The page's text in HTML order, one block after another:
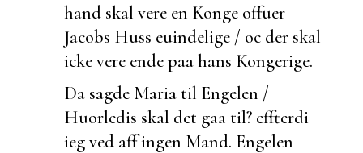
hand skal vere en Konge offuer
Jacobs Huss euindelige / oc der skal
icke vere ende paa hans Kongerige.
Da sagde Maria til Engelen /
Huorledis skal det gaa til? effterdi
ieg ved aff ingen Mand. Engelen